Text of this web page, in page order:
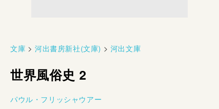
文庫 >河出書房新社(文庫) > 河出文庫
世界風俗史 2
パウル・フリッシャウアー